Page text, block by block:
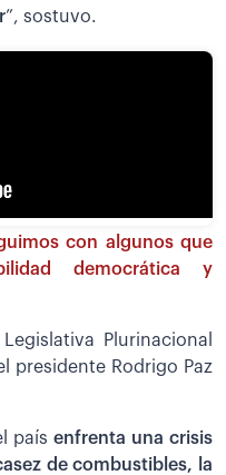
”, sostuvo.
con algunos que
democrática y
Plurinacional
presidente Rodrigo Paz
país enfrenta una crisis
de combustibles, la